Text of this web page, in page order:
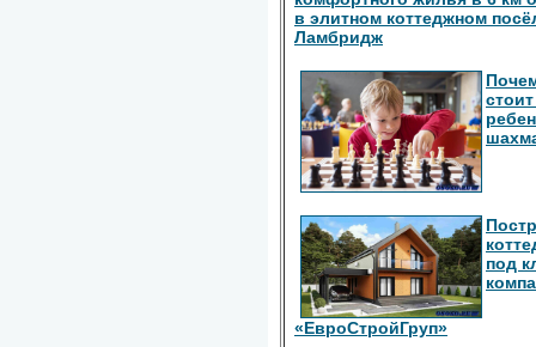
в элитном коттеджном
Ламбридж
под
«ЕвроСтройГруп»